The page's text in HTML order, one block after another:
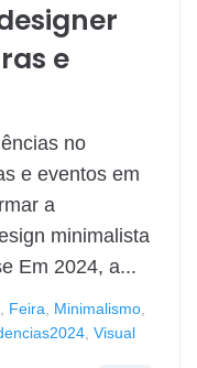
e
no
e eventos em
a
minimalista
Em 2024, a...
Feira Minimalismo
Visual